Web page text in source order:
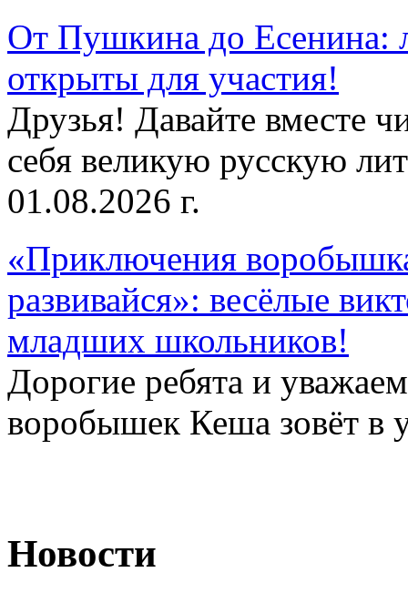
От Пушкина до Есенина:
открыты для участия!
Друзья! Давайте вместе
себя великую русскую
01.08.2026 г.
«Приключения
развивайся»: весёлые
младших школьников!
Дорогие ребята и
воробышек Кеша зовёт в
Новости